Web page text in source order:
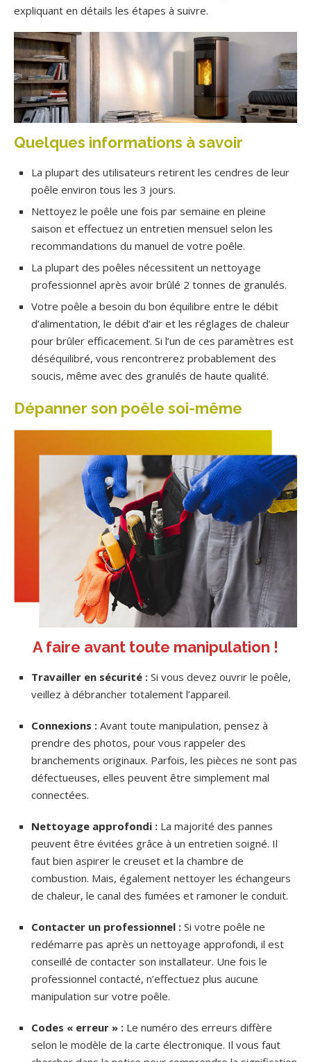
expliquant en détails les étapes à suivre.
Quelques informations à savoir
La plupart des utilisateurs retirent les cendres de leur
poêle environ tous les 3 jours.
Nettoyez le poêle une fois par semaine en pleine
saison et effectuez un entretien mensuel selon les
recommandations du manuel de votre poêle.
La plupart des poêles nécessitent un nettoyage
professionnel après avoir brûlé 2 tonnes de granulés.
Votre poêle a besoin du bon équilibre entre le débit
d’alimentation, le débit d’air et les réglages de chaleur
pour brûler efficacement. Si l’un de ces paramètres est
déséquilibré, vous rencontrerez probablement des
soucis, même avec des granulés de haute qualité.
Dépanner son poêle soi-même
A faire avant toute manipulation !
Travailler en sécurité : Si vous devez ouvrir le poêle,
veillez à débrancher totalement l’appareil.
Connexions : Avant toute manipulation, pensez à
prendre des photos, pour vous rappeler des
branchements originaux. Parfois, les pièces ne sont pas
défectueuses, elles peuvent être simplement mal
connectées.
Nettoyage approfondi : La majorité des pannes
peuvent être évitées grâce à un entretien soigné. Il
faut bien aspirer le creuset et la chambre de
combustion. Mais, également nettoyer les échangeurs
de chaleur, le canal des fumées et ramoner le conduit.
Contacter un professionnel : Si votre poêle ne
redémarre pas après un nettoyage approfondi, il est
conseillé de contacter son installateur. Une fois le
professionnel contacté, n’effectuez plus aucune
manipulation sur votre poêle.
Codes « erreur » : Le numéro des erreurs diffère
selon le modèle de la carte électronique. Il vous faut